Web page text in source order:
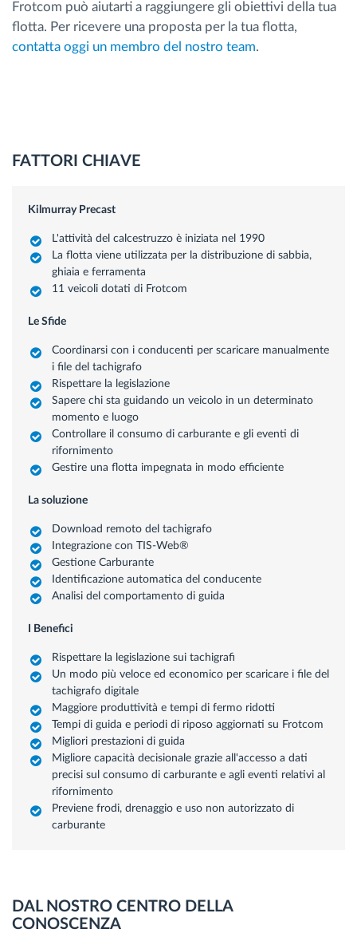
Frotcom può aiutarti a raggiungere gli obiettivi della tua
flotta. Per ricevere una proposta per la tua flotta,
contatta oggi un membro del nostro team.
FATTORI CHIAVE
Kilmurray Precast
L'attività del calcestruzzo è iniziata nel 1990
La flotta viene utilizzata per la distribuzione di sabbia,
ghiaia e ferramenta
11 veicoli dotati di Frotcom
Le Sfide
Coordinarsi con i conducenti per scaricare manualmente
i file del tachigrafo
Rispettare la legislazione
Sapere chi sta guidando un veicolo in un determinato
momento e luogo
Controllare il consumo di carburante e gli eventi di
rifornimento
Gestire una flotta impegnata in modo efficiente
La soluzione
Download remoto del tachigrafo
Integrazione con TIS-Web®
Gestione Carburante
Identificazione automatica del conducente
Analisi del comportamento di guida
I Benefici
Rispettare la legislazione sui tachigrafi
Un modo più veloce ed economico per scaricare i file del
tachigrafo digitale
Maggiore produttività e tempi di fermo ridotti
Tempi di guida e periodi di riposo aggiornati su Frotcom
Migliori prestazioni di guida
Migliore capacità decisionale grazie all'accesso a dati
precisi sul consumo di carburante e agli eventi relativi al
rifornimento
Previene frodi, drenaggio e uso non autorizzato di
carburante
DAL NOSTRO CENTRO DELLA
CONOSCENZA